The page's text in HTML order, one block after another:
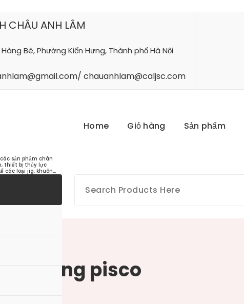
CHÂU ANH LÂM
Bè, Phường Kiến Hưng, Thành phố Hà Nội
chauanhlam@caljsc.com
sản phẩm chân
thiết bị thủy lực
các loại jig, khuôn...
Home Giỏ hàng Sản phẩm
2 tầng pisco